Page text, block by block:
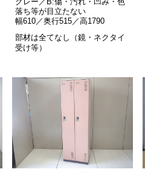
落ち等が目立たない
幅610／奥行515／高1790
部材は全てなし（鏡・ネクタイ
受け等）